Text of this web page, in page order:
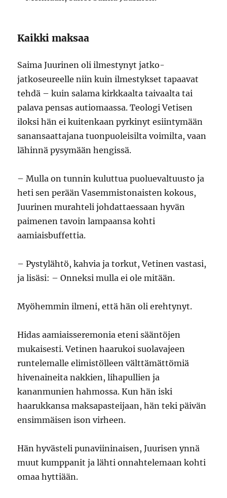
Kaikki maksaa
Saima Juurinen oli ilmestynyt jatko-
jatkoseureelle niin kuin ilmestykset tapaavat
tehdä – kuin salama kirkkaalta taivaalta tai
palava pensas autiomaassa. Teologi Vetisen
iloksi hän ei kuitenkaan pyrkinyt esiintymään
sanansaattajana tuonpuoleisilta voimilta, vaan
lähinnä pysymään hengissä.
– Mulla on tunnin kuluttua puoluevaltuusto ja
heti sen perään Vasemmistonaisten kokous,
Juurinen murahteli johdattaessaan hyvän
paimenen tavoin lampaansa kohti
aamiaisbuffettia.
– Pystylähtö, kahvia ja torkut, Vetinen vastasi,
ja lisäsi: – Onneksi mulla ei ole mitään.
Myöhemmin ilmeni, että hän oli erehtynyt.
Hidas aamiaisseremonia eteni sääntöjen
mukaisesti. Vetinen haarukoi suolavajeen
runtelemalle elimistölleen välttämättömiä
hivenaineita nakkien, lihapullien ja
kananmunien hahmossa. Kun hän iski
haarukkansa maksapasteijaan, hän teki päivän
ensimmäisen ison virheen.
Hän hyvästeli punaviininaisen, Juurisen ynnä
muut kumppanit ja lähti onnahtelemaan kohti
omaa hyttiään.